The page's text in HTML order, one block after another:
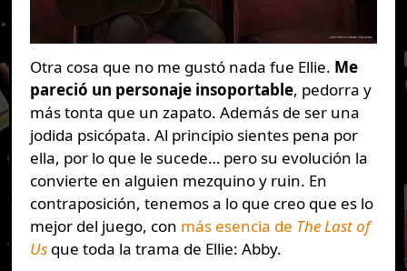
Otra cosa que no me gustó nada fue Ellie. Me
pareció un personaje insoportable, pedorra y
más tonta que un zapato. Además de ser una
jodida psicópata. Al principio sientes pena por
ella, por lo que le sucede… pero su evolución la
convierte en alguien mezquino y ruin. En
contraposición, tenemos a lo que creo que es lo
mejor del juego, con más esencia de The Last of
Us que toda la trama de Ellie: Abby.